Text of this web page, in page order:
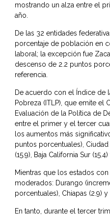
mostrando un alza entre el
año.
De las 32 entidades
porcentaje de población en
laboral; la excepción fue
descenso de 2.2 puntos
referencia.
De acuerdo con el Índice de
Pobreza (ITLP), que emite el
Evaluación de la Política de
entre el primer y el tercer
los aumentos más
puntos porcentuales),
(15.9), Baja California Sur
Mientras que los estados
moderados: Durango
porcentuales), Chiapas (2.9) y
En tanto, durante el tercer